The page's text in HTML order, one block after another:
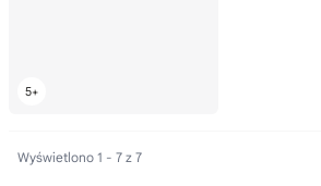
Wyświetlono 1 - 7 z 7